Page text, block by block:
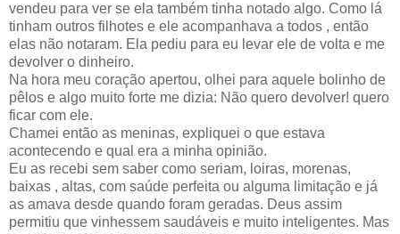
vendeu para ver se ela também tinha notado algo. Como lá
tinham outros filhotes e ele acompanhava a todos , então
elas não notaram. Ela pediu para eu levar ele de volta e me
devolver o dinheiro.
Na hora meu coração apertou, olhei para aquele bolinho de
pêlos e algo muito forte me dizia: Não quero devolver! quero
ficar com ele.
Chamei então as meninas, expliquei o que estava
acontecendo e qual era a minha opinião.
Eu as recebi sem saber como seriam, loiras, morenas,
baixas , altas, com saúde perfeita ou alguma limitação e já
as amava desde quando foram geradas. Deus assim
permitiu que vinhessem saudáveis e muito inteligentes. Mas